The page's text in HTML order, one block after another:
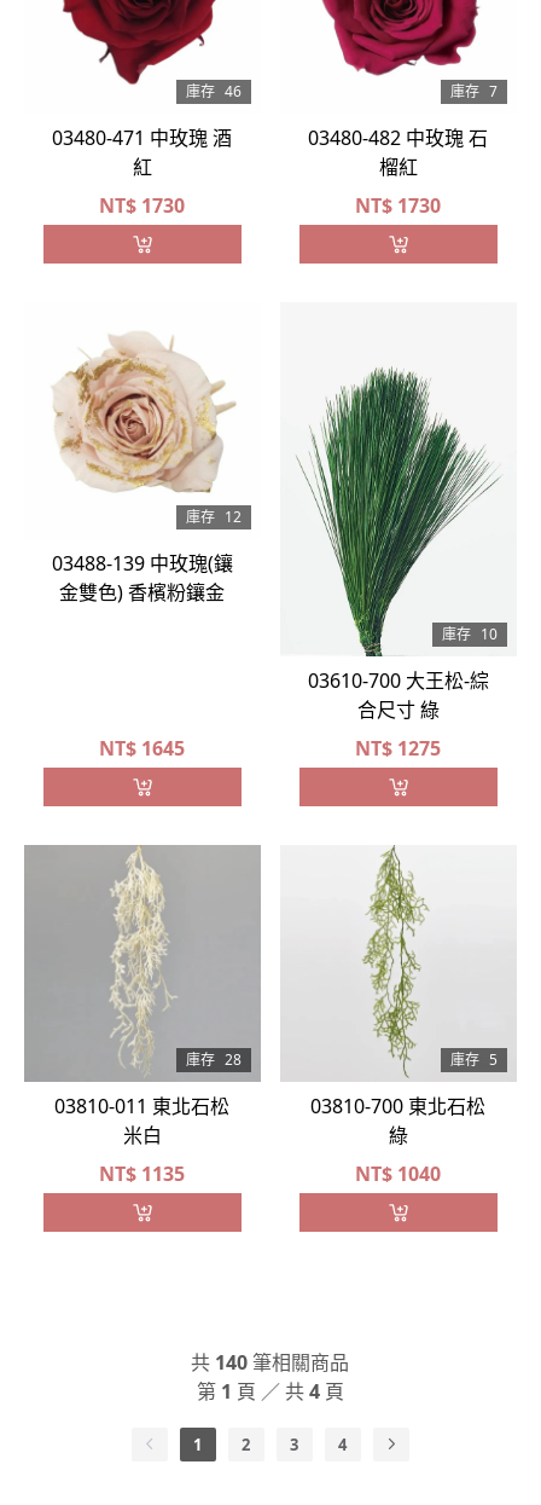
庫存 46
03480-471 中玫瑰 酒
紅
NT$ 1730
庫存 7
03480-482 中玫瑰 石
榴紅
NT$ 1730
庫存 12
03488-139 中玫瑰(鑲
金雙色) 香檳粉鑲金
NT$ 1645
庫存 10
03610-700 大王松-綜
合尺寸 綠
NT$ 1275
庫存 28
03810-011 東北石松
米白
NT$ 1135
庫存 5
03810-700 東北石松
綠
NT$ 1040
共 140筆相關商品
第 1 頁 ／ 共4頁
1 2 3 4